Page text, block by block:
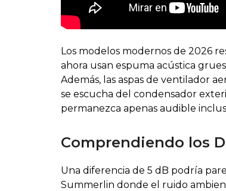
Los modelos modernos de 2026
ahora usan espuma acústica
Además, las aspas de ventilador
se escucha del condensador
permanezca apenas audible
Comprendiendo los
Una diferencia de 5 dB podría
Summerlin donde el ruido